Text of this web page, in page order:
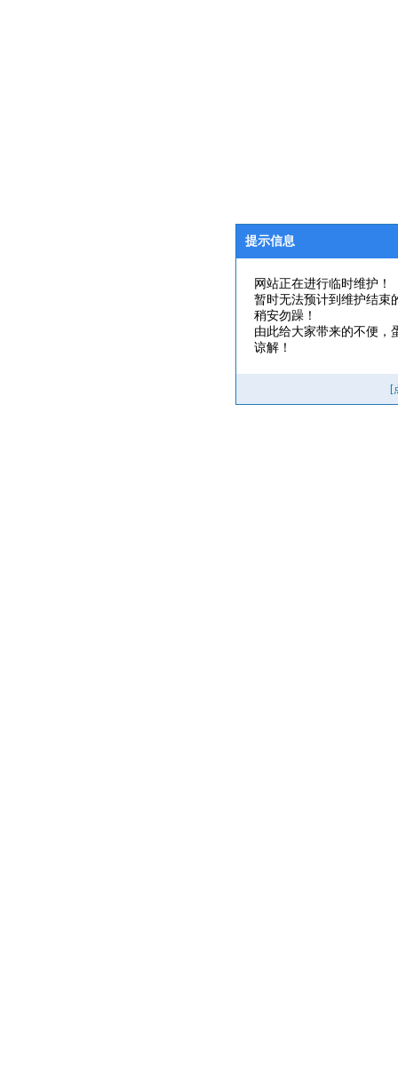
提示信息
网站正在进行临时维护！
暂时无法预计到维护结束
稍安勿躁！
由此给大家带来的不便，
谅解！
[